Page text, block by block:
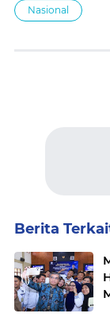
Nasional
Berita